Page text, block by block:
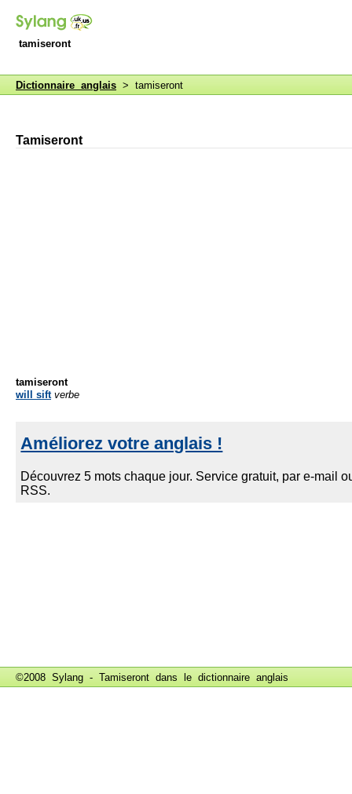
tamiseront
Dictionnaire anglais > tamiseront
Tamiseront
tamiseront
will sift verbe
©2008 Sylang - Tamiseront dans le dictionnaire anglais